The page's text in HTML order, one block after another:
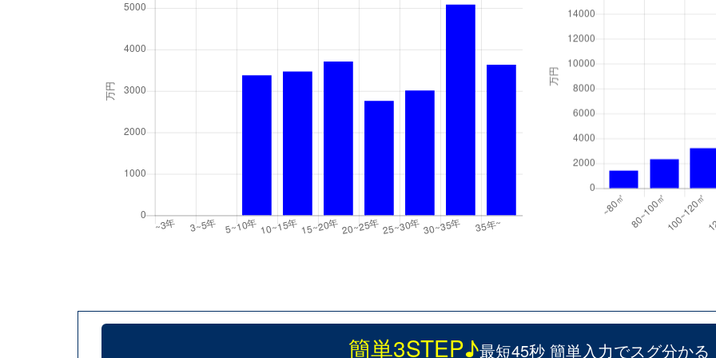
簡単3STEP♪最短45秒 簡単入力でスグ分かる